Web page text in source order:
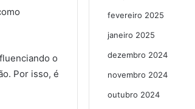
o
Por isso, é
fevereiro 2025
janeiro 2025
dezembro 2024
novembro 2024
outubro 2024